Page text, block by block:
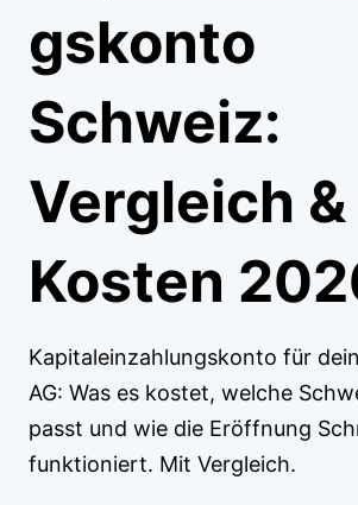
gskonto
Schweiz:
Vergleich &
Kosten
Kapitaleinzahlungskonto für
AG: Was es kostet, welche
passt und wie die Eröffnung
funktioniert. Mit Vergleich.